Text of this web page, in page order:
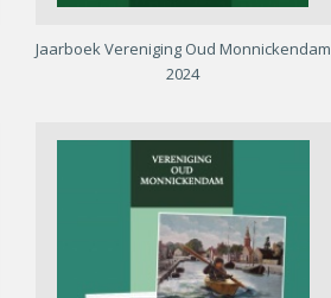
Jaarboek Vereniging Oud Monnickendam
2024